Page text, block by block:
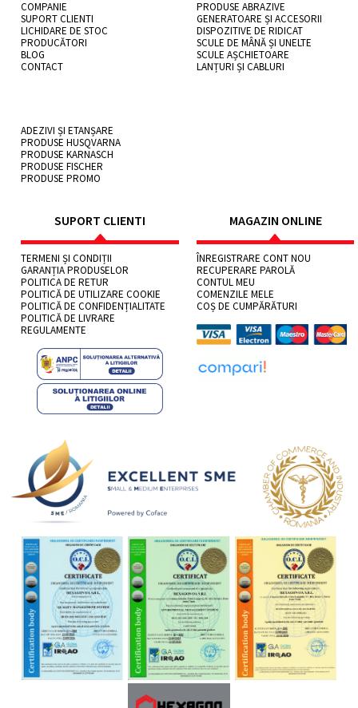
COMPANIE
SUPORT CLIENTI
LICHIDARE DE STOC
PRODUCĂTORI
BLOG
CONTACT
PRODUSE ABRAZIVE
GENERATOARE ȘI ACCESORII
DISPOZITIVE DE RIDICAT
SCULE DE MÂNĂ ȘI UNELTE
SCULE AȘCHIETOARE
LANȚURI ȘI CABLURI
ADEZIVI ȘI ETANȘARE
PRODUSE HUSQVARNA
PRODUSE KARNASCH
PRODUSE FISCHER
PRODUSE PROMO
SUPORT CLIENTI
TERMENI ȘI CONDIȚII
GARANȚIA PRODUSELOR
POLITICA DE RETUR
POLITICĂ DE UTILIZARE COOKIE
POLITICĂ DE CONFIDENȚIALITATE
POLITICĂ DE LIVRARE
REGULAMENTE
MAGAZIN ONLINE
ÎNREGISTRARE CONT NOU
RECUPERARE PAROLĂ
CONTUL MEU
COMENZILE MELE
COȘ DE CUMPĂRĂTURI